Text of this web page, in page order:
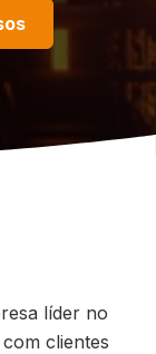
líder no
clientes